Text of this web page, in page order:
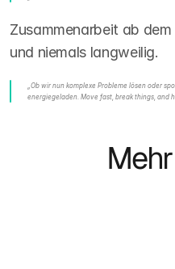
Zusammenarbeit ab
und niemals langweilig.
„Ob wir nun komplexe Probleme lösen oder
energiegeladen. Move fast, break things, and